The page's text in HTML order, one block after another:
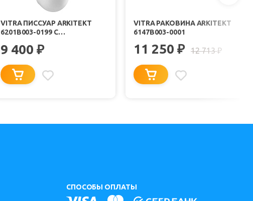
VITRA ПИССУАР ARKITEKT
6201B003-0199 С
ВОДЫ
9 400 ₽
VITRA РАКОВИНА ARKITEKT
6147B003-0001
11 250 ₽ 12 713₽
СПОСОБЫ ОПЛАТЫ